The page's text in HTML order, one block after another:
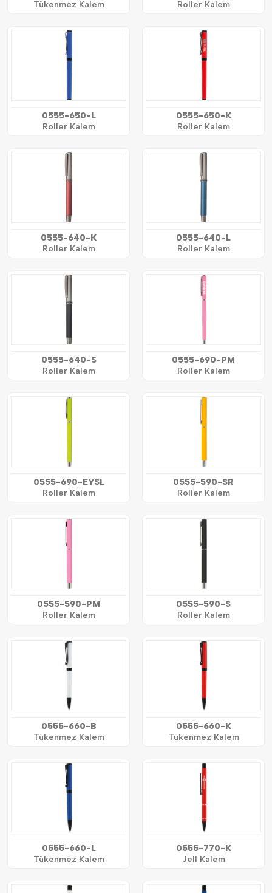
Tükenmez Kalem Roller Kalem
0555-650-L
Roller Kalem
0555-650-K
Roller Kalem
0555-640-K
Roller Kalem
0555-640-L
Roller Kalem
0555-640-S
Roller Kalem
0555-690-PM
Roller Kalem
0555-690-EYSL
Roller Kalem
0555-590-SR
Roller Kalem
0555-590-PM
Roller Kalem
0555-590-S
Roller Kalem
0555-660-B
Tükenmez Kalem
0555-660-K
Tükenmez Kalem
0555-660-L
Tükenmez Kalem
0555-770-K
Jell Kalem